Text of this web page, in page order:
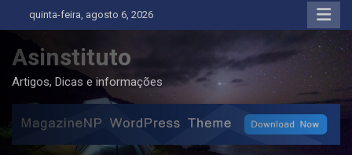
to
content
quinta-feira, agosto 6, 2026
Asinstituto
Artigos, Dicas e informações